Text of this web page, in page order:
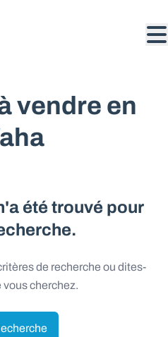
vendre en
été trouvé pour
de recherche ou dites-
vous cherchez.